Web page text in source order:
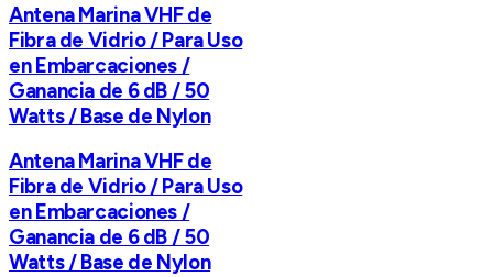
Antena Marina VHF de
Fibra de Vidrio / Para Uso
en Embarcaciones /
Ganancia de 6 dB / 50
Watts / Base de Nylon
Antena Marina VHF de
Fibra de Vidrio / Para Uso
en Embarcaciones /
Ganancia de 6 dB / 50
Watts / Base de Nylon